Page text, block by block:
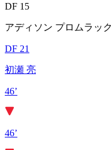
DF 15
アディソン プロムラック
DF 21
初瀬 亮
46’
46’